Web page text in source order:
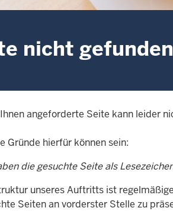
nicht gefunden
angeforderte Seite kann leider
Gründe hierfür können sein:
die gesuchte Seite als
unseres Auftritts ist
Seiten an vorderster Stelle zu